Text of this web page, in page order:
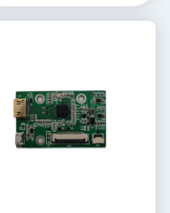
экран